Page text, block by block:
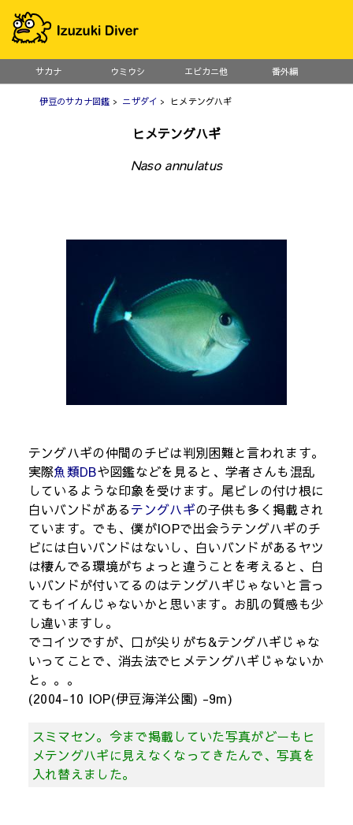
サカナ ウミウシ エビカニ他 番外編
伊豆のサカナ図鑑 > ニザダイ > ヒメテングハギ
ヒメテングハギ
Naso annulatus
テングハギの仲間のチビは判別困難と言われます。
実際魚類DBや図鑑などを見ると、学者さんも混乱
しているような印象を受けます。尾ビレの付け根に
白いバンドがあるテングハギの子供も多く掲載され
ています。でも、僕がIOPで出会うテングハギのチ
ビには白いバンドはないし、白いバンドがあるヤツ
は棲んでる環境がちょっと違うことを考えると、白
いバンドが付いてるのはテングハギじゃないと言っ
てもイイんじゃないかと思います。お肌の質感も少
し違いますし。
でコイツですが、口が尖りがち&テングハギじゃな
いってことで、消去法でヒメテングハギじゃないか
と。。。
(2004-10 IOP(伊豆海洋公園) -9m)
スミマセン。今まで掲載していた写真がどーもヒ
メテングハギに見えなくなってきたんで、写真を
入れ替えました。